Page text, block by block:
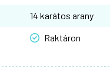
14 karátos arany
Raktáron